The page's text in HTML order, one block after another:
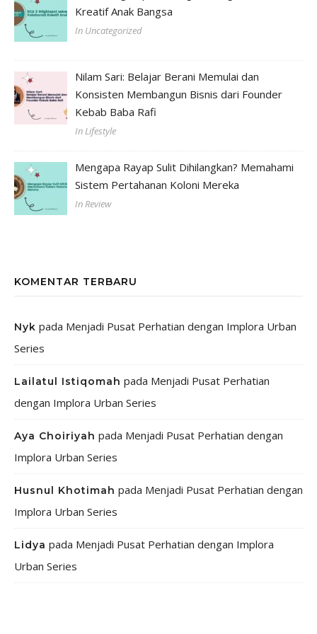
Kreatif Anak Bangsa
In Uncategorized
Nilam Sari: Belajar Berani Memulai dan
Konsisten Membangun Bisnis dari Founder
Kebab Baba Rafi
In Lifestyle
Mengapa Rayap Sulit Dihilangkan? Memahami
Sistem Pertahanan Koloni Mereka
In Review
KOMENTAR TERBARU
Nyk pada Menjadi Pusat Perhatian dengan Implora Urban
Series
Lailatul Istiqomah pada Menjadi Pusat Perhatian
dengan Implora Urban Series
Aya Choiriyah pada Menjadi Pusat Perhatian dengan
Implora Urban Series
Husnul Khotimah pada Menjadi Pusat Perhatian dengan
Implora Urban Series
Lidya pada Menjadi Pusat Perhatian dengan Implora
Urban Series